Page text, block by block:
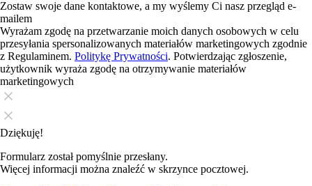
Zostaw swoje dane kontaktowe, a my wyślemy Ci nasz przegląd e-
mailem
Wyrażam zgodę na przetwarzanie moich danych osobowych w celu
przesyłania spersonalizowanych materiałów marketingowych zgodnie
z Regulaminem. Politykę Prywatności. Potwierdzając zgłoszenie,
użytkownik wyraża zgodę na otrzymywanie materiałów
marketingowych
Dziękuję!
Formularz został pomyślnie przesłany.
Więcej informacji można znaleźć w skrzynce pocztowej.